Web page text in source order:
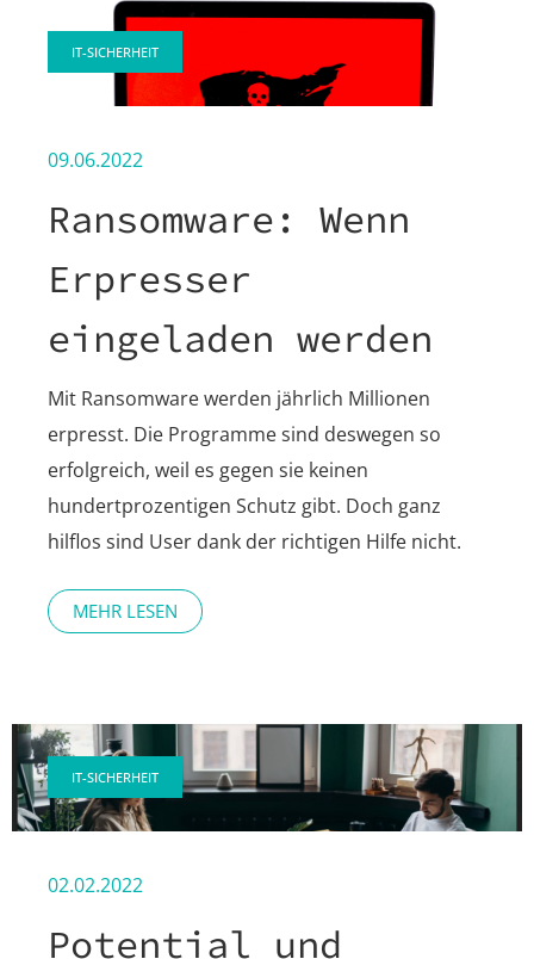
IT-SICHERHEIT
09.06.2022
Ransomware: Wenn
Erpresser
eingeladen werden
Mit Ransomware werden jährlich Millionen
erpresst. Die Programme sind deswegen so
erfolgreich, weil es gegen sie keinen
hundertprozentigen Schutz gibt. Doch ganz
hilflos sind User dank der richtigen Hilfe nicht.
MEHR LESEN
IT-SICHERHEIT
02.02.2022
Potential und